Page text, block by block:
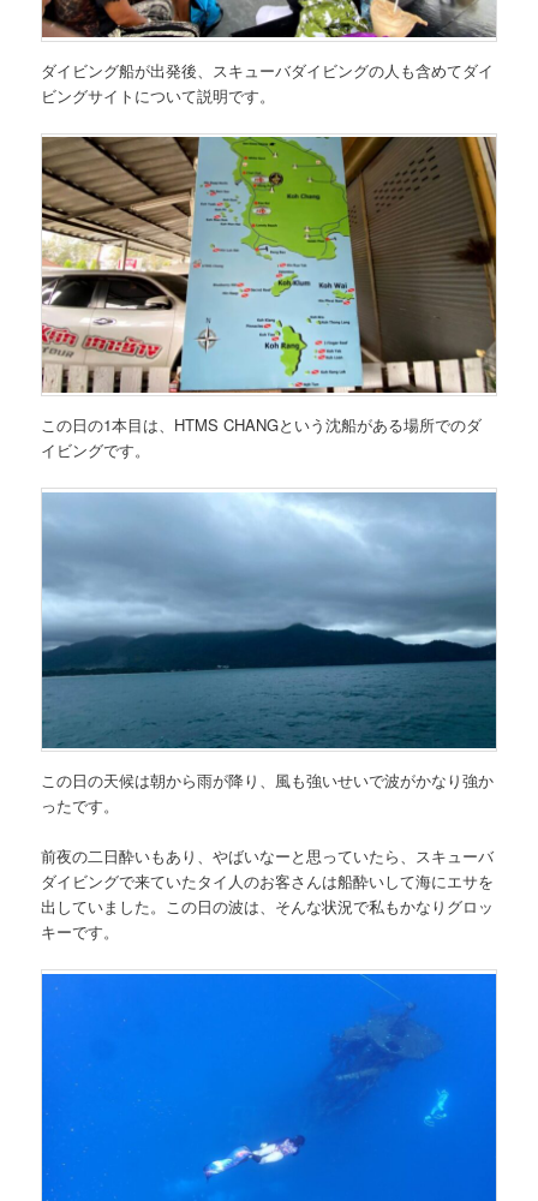
ダイビング船が出発後、スキューバダイビングの人も含めてダイ
ビングサイトについて説明です。
この日の1本目は、HTMS CHANGという沈船がある場所でのダ
イビングです。
この日の天候は朝から雨が降り、風も強いせいで波がかなり強か
ったです。
前夜の二日酔いもあり、やばいなーと思っていたら、スキューバ
ダイビングで来ていたタイ人のお客さんは船酔いして海にエサを
出していました。この日の波は、そんな状況で私もかなりグロッ
キーです。